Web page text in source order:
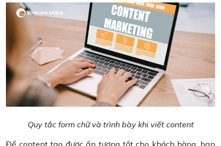
Quy tắc form chữ và trình bày khi viết content